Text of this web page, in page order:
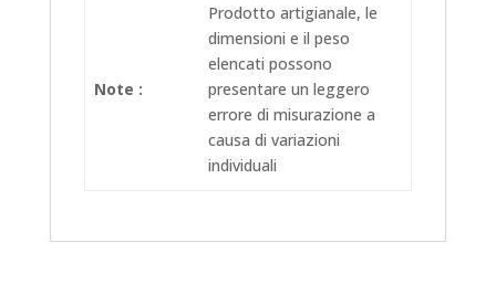
Note :
Prodotto artigianale, le
dimensioni e il peso
elencati possono
presentare un leggero
errore di misurazione a
causa di variazioni
individuali